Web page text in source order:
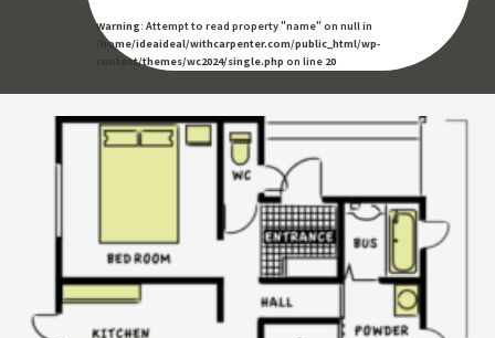
Warning: Attempt to read property "name" on null in
/home/ideaideal/withcarpenter.com/public_html/wp-
content/themes/wc2024/single.php on line 20